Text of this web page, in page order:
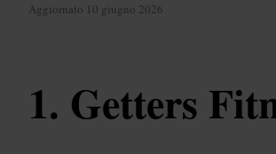
Aggiornato 10 giugno 2026
Getters